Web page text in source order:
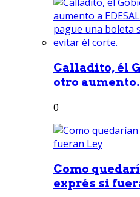
Calladito, él
otro
0
Como
exprés si